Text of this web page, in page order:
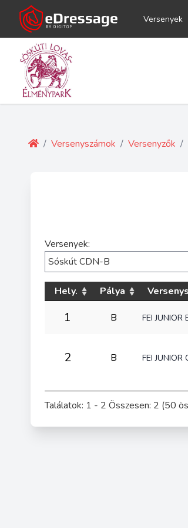
Versenyek
/ Versenyszámok / Versenyzők /
Versenyek:
Hely. Pálya
1 B FEI JUNIOR
2 B FEI JUNIOR
Találatok: 1 - 2 Összesen: 2 (50